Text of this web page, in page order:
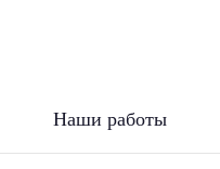
Наши работы